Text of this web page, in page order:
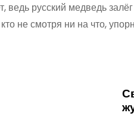
ведь русский медведь
не смотря ни на что,